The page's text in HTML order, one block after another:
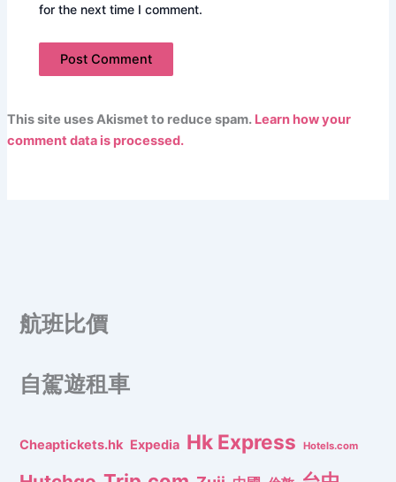
for the next time I comment.
This site uses Akismet to reduce spam. Learn how your
comment data is processed.
航班比價
自駕遊租車
Cheaptickets.hk Expedia Hk Express Hotels.com